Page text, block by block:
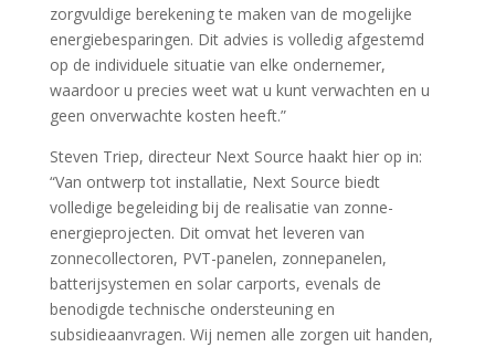
zorgvuldige berekening te maken van de mogelijke
energiebesparingen. Dit advies is volledig afgestemd
op de individuele situatie van elke ondernemer,
waardoor u precies weet wat u kunt verwachten en u
geen onverwachte kosten heeft.”
Steven Triep, directeur Next Source haakt hier op in:
“Van ontwerp tot installatie, Next Source biedt
volledige begeleiding bij de realisatie van zonne-
energieprojecten. Dit omvat het leveren van
zonnecollectoren, PVT-panelen, zonnepanelen,
batterijsystemen en solar carports, evenals de
benodigde technische ondersteuning en
subsidieaanvragen. Wij nemen alle zorgen uit handen,